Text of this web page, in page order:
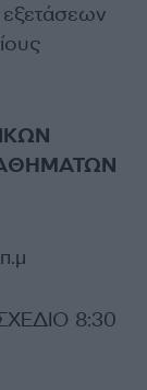
εξετάσεων
8:30